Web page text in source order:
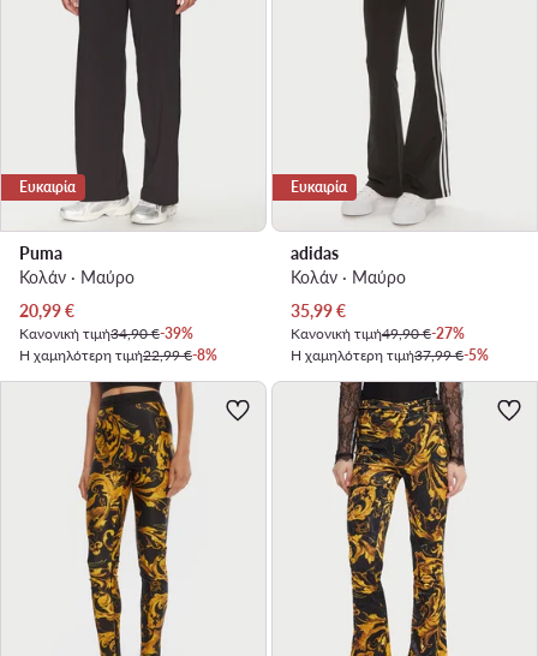
Ευκαιρία
Puma
Κολάν · Μαύρο
Τρέχουσα τιμή
20,99€
Κανονική τιμή34,90 €-39%
Η χαμηλότερη τιμή22,99 €-8%
Ευκαιρία
adidas
Κολάν · Μαύρο
Τρέχουσα τιμή
35,99€
Κανονική τιμή49,90 €-27%
Η χαμηλότερη τιμή37,99 €-5%